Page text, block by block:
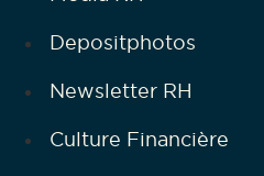
Depositphotos
Newsletter RH
Culture Financière